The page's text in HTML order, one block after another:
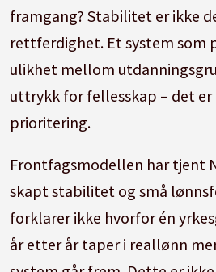
framgang? Stabilitet er ikke
rettferdighet. Et system som
ulikhet mellom
uttrykk for fellesskap – det
prioritering.
Frontfagsmodellen har tjent
skapt stabilitet og små
forklarer ikke hvorfor én
år etter år taper i reallønn